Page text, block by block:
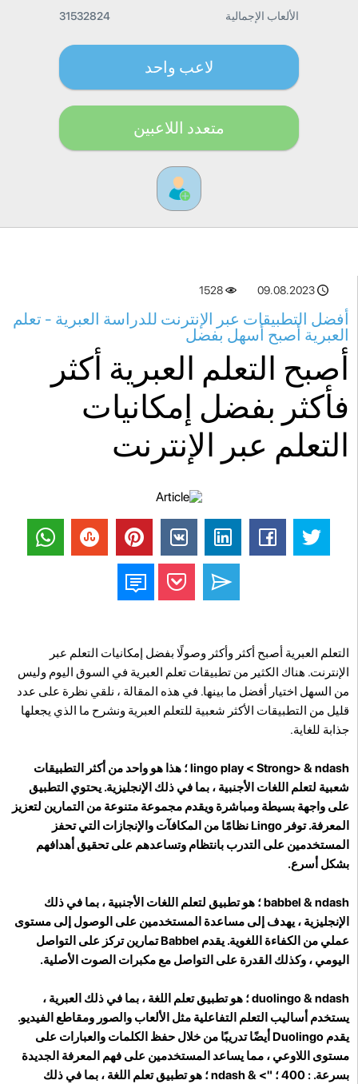
الألعاب الإجمالية 31532824
لاعب واحد
متعدد اللاعبين
09.08.2023
1528
أفضل التطبيقات عبر الإنترنت للدراسة العبرية - تعلم
العبرية أصبح أسهل بفضل
أصبح التعلم العبرية أكثر
فأكثر بفضل إمكانيات
التعلم عبر الإنترنت
التعلم العبرية أصبح أكثر وأكثر وصولًا بفضل إمكانيات التعلم عبر
الإنترنت. هناك الكثير من تطبيقات تعلم العبرية في السوق اليوم وليس
من السهل اختيار أفضل ما بينها. في هذه المقالة ، نلقي نظرة على عدد
قليل من التطبيقات الأكثر شعبية للتعلم العبرية ونشرح ما الذي يجعلها
جذابة للغاية.
lingo play < Strong>& ndash ؛ هذا هو واحد من أكثر التطبيقات
شعبية لتعلم اللغات الأجنبية ، بما في ذلك الإنجليزية. يحتوي التطبيق
على واجهة بسيطة ومباشرة ويقدم مجموعة متنوعة من التمارين لتعزيز
المعرفة. توفر Lingo نظامًا من المكافآت والإنجازات التي تحفز
المستخدمين على التدرب بانتظام وتساعدهم على تحقيق أهدافهم
بشكل أسرع.
babbel& ndash ؛ هو تطبيق لتعلم اللغات الأجنبية ، بما في ذلك
الإنجليزية ، يهدف إلى مساعدة المستخدمين على الوصول إلى مستوى
عملي من الكفاءة اللغوية. يقدم Babbel تمارين تركز على التواصل
اليومي ، وكذلك القدرة على التواصل مع مكبرات الصوت الأصلية.
duolingo& ndash ؛ هو تطبيق تعلم اللغة ، بما في ذلك العبرية ،
يستخدم أساليب التعلم التفاعلية مثل الألعاب والصور ومقاطع الفيديو.
يقدم Duolingo أيضًا تدريبًا من خلال حفظ الكلمات والعبارات على
مستوى اللاوعي ، مما يساعد المستخدمين على فهم المعرفة الجديدة
بسرعة. : 400 ؛ "> & ndash ؛ هو تطبيق تعلم اللغة ، بما في ذلك